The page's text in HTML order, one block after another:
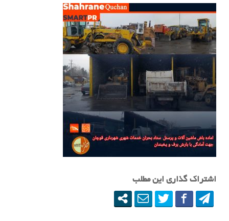
اشتراک گذاری این مطلب